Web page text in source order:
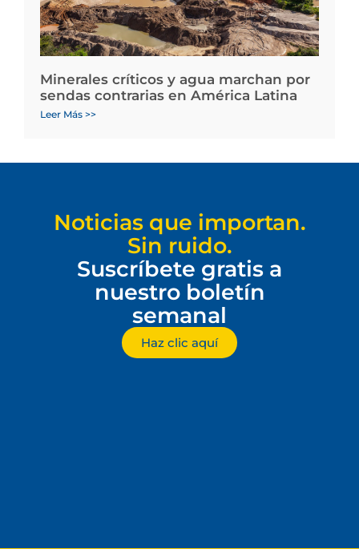
Minerales críticos y agua marchan por
sendas contrarias en América Latina
Leer Más >>
Noticias que importan.
Sin ruido.
Suscríbete gratis a
nuestro boletín
semanal
Haz clic aquí